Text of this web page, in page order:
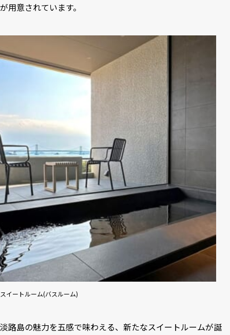
が用意されています。
スイートルーム(バスルーム)
淡路島の魅力を五感で味わえる、新たなスイートルームが誕